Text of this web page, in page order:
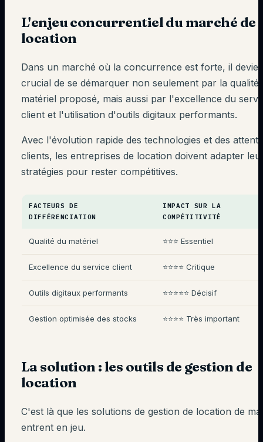
L'enjeu concurrentiel du marché de
location
Dans un marché où la concurrence est forte, il
crucial de se démarquer non seulement par la qualité
matériel proposé, mais aussi par l'excellence du
client et l'utilisation d'outils digitaux performants.
Avec l'évolution rapide des technologies et des
clients, les entreprises de location doivent adapter
stratégies pour rester compétitives.
FACTEURS DE
DIFFÉRENCIATION
IMPACT SUR LA
COMPÉTITIVITÉ
Qualité du matériel ⭐⭐⭐ Essentiel
Excellence du service client ⭐⭐⭐⭐ Critique
Outils digitaux performants ⭐⭐⭐⭐⭐ Décisif
Gestion optimisée des stocks ⭐⭐⭐⭐ Très important
La solution : les outils de gestion de
location
C'est là que les solutions de gestion de location de
entrent en jeu.